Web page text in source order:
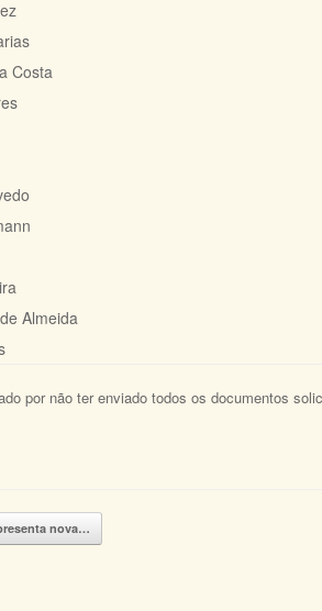
Costa
Almeida
por não ter enviado todos os documentos
nova…